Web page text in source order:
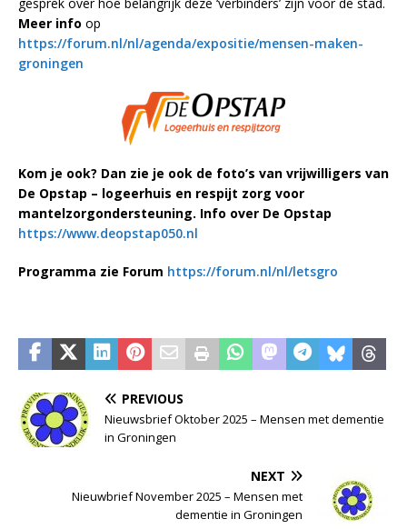
Meer info op
https://forum.nl/nl/agenda/expositie/mensen-maken-
groningen
Kom je ook? Dan zie je ook de foto’s van vrijwilligers van
De Opstap – logeerhuis en respijt zorg voor
mantelzorgondersteuning. Info over De Opstap
https://www.deopstap050.nl
Programma zie Forum https://forum.nl/nl/letsgro
PREVIOUS
Nieuwsbrief Oktober 2025 – Mensen met dementie
in Groningen
NEXT
Nieuwbrief November 2025 – Mensen met
dementie in Groningen